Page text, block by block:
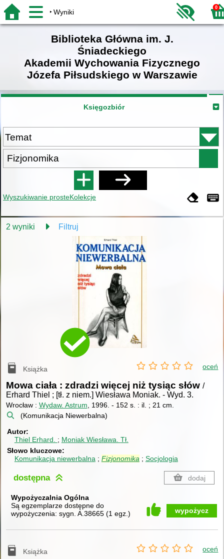
Wyniki
0
Biblioteka Główna im. J.
Śniadeckiego
Akademii Wychowania Fizycznego
Józefa Piłsudskiego w Warszawie
Księgozbiór
Wyszukiwanie prosteKolekcje
2 wyniki Filtruj
Książka oceń
Mowa ciała : zdradzi więcej niż tysiąc słów /
Erhard Thiel ; [tł. z niem.] Wiesława Moniak. - Wyd. 3.
Wrocław : Wydaw. Astrum , 1996. - 152 s. : il. ; 21 cm.
(Komunikacja Niewerbalna)
Autor
Thiel Erhard.
Moniak Wiesława. Tł.
Słowo kluczowe
Komunikacja niewerbalna
Fizjonomika Socjologia
dostępna dodaj
Wypożyczalnia Ogólna
Są egzemplarze dostępne do
wypożyczenia: sygn. A.38665 (1 egz. ) wypożycz
Książka oceń